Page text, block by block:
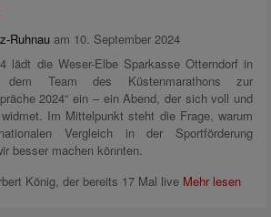
Ruhnau am 10. September 2024
lädt die Weser-Elbe Sparkasse Otterndorf in
dem Team des Küstenmarathons zur
2024“ ein – ein Abend, der sich voll und
Im Mittelpunkt steht die Frage, warum
Vergleich in der Sportförderung
besser machen könnten.
König, der bereits 17 Mal live Mehr lesen